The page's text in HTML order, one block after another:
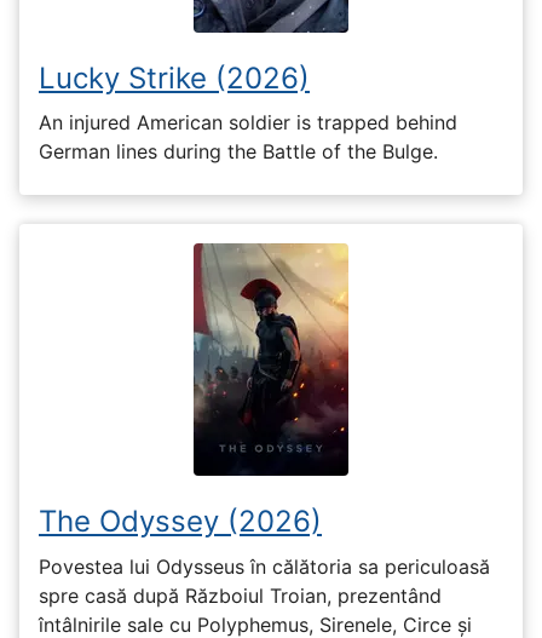
Lucky Strike (2026)
An injured American soldier is trapped behind
German lines during the Battle of the Bulge.
The Odyssey (2026)
Povestea lui Odysseus în călătoria sa periculoasă
spre casă după Războiul Troian, prezentând
întâlnirile sale cu Polyphemus, Sirenele, Circe și